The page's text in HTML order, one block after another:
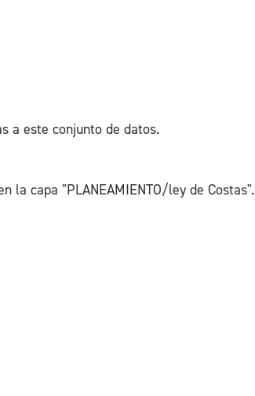
a este conjunto de datos.
la capa "PLANEAMIENTO/ley de Costas".